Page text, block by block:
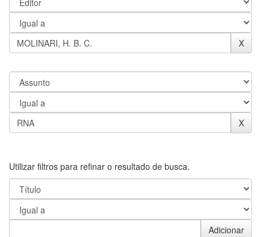
Utilizar filtros para refinar o resultado de busca.